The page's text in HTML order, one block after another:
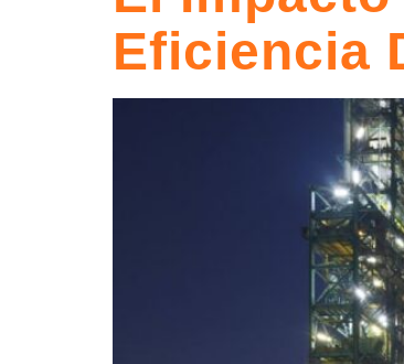
Eficiencia